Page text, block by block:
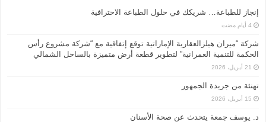
إنجاز للطباعة… شريكك في حلول الطباعة الاحترافية
شركة “ميران هيلزالعقارية الإماراتية توقع إتفاقية مع “شركة مشروع رأس
الحكمة للتنمية العمرانية” لتطوير قطعة أرض متميزة بالساحل الشمالي
21 أبريل، 2026
تهنئة من جريدة الجمهور
15 أبريل، 2026
د. يوسف جمعة يتحدث عن صحة الأسنان